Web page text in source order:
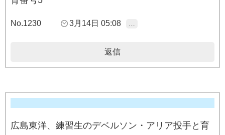
No.1230 3月14日 05:08
返信
広島東洋、練習生のデベルソン・アリア投手と育